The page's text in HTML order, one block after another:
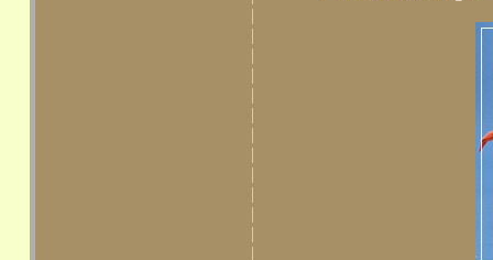
|
|
|
|
|
|
|
|
|
|
|
|
|